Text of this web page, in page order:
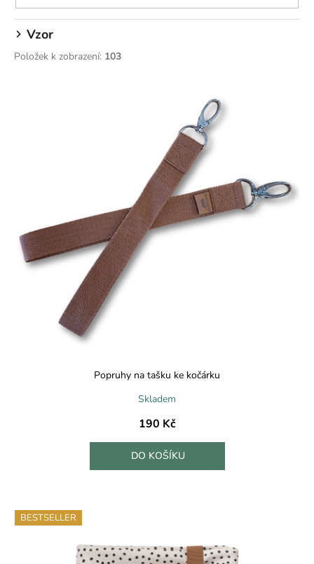
Vzor
Položek k zobrazení: 103
d
u
Popruhy na tašku ke kočárku
Skladem
190 Kč
DO KOŠÍKU
BESTSELLER